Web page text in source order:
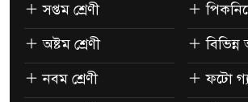
সপ্তম শ্রেণী
অষ্টম শ্রেণী
নবম শ্রেণী
ফটো